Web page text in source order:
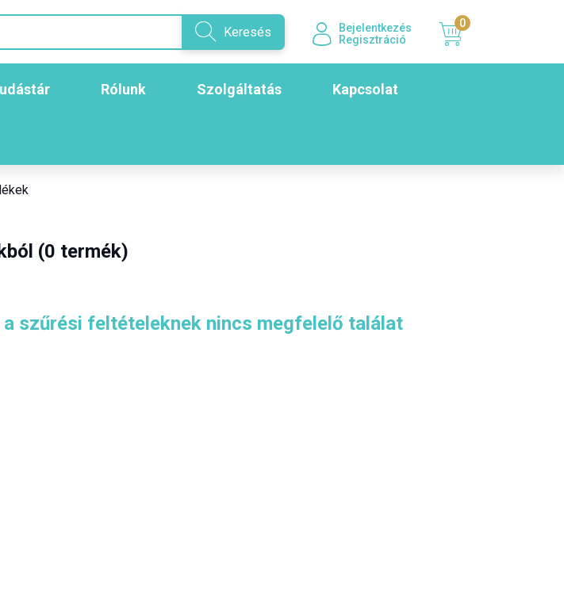
Keresés
Bejelentkezés
Regisztráció
0
Rólunk Szolgáltatás Kapcsolat
(0 termék)
szűrési feltételeknek nincs megfelelő találat